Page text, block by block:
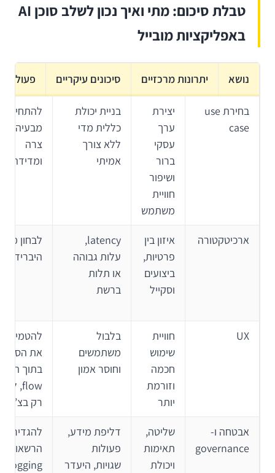
טבלת סיכום: מתי ואיך נכון לשלב סוכן AI
באפליקציות מובייל
נושא יתרונות מרכזיים סיכונים עיקריים פעולה
בחירת use
case
יצירת
ערך
עסקי
ברור
ושיפור
חוויית
משתמש
בניית יכולת
כללית מדי
ללא צורך
אמיתי
להתחיל
מבעיה
צרה
ומדידה
ארכיטקטורה
איזון בין
פרטיות,
ביצועים
וסקייל
latency,
עלות גבוהה
או תלות
ברשת
לבחון
היברידי
UX
חוויית
שימוש
חכמה
וזורמת
יותר
בלבול
משתמשים
וחוסר אמון
להטמיע
את הסוכן
בתוך ה-
flow, לא
רק בצ’אט
אבטחה ו-
governance
שליטה,
תאימות
ויכולת
דליפת מידע,
פעולות
שגויות, היעדר
להגדיר
הרשאות,